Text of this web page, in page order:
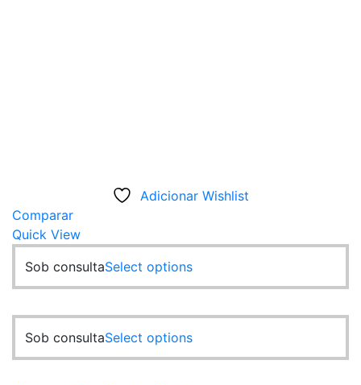
Adicionar Wishlist
Comparar
Quick View
Sob consultaSelect optionsThis
product
multiple
variants.
The
Sob consultaSelect optionsThis
product